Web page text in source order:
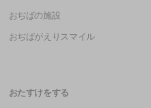
おぢばの施設
おぢばがえりスマイル
おたすけをする